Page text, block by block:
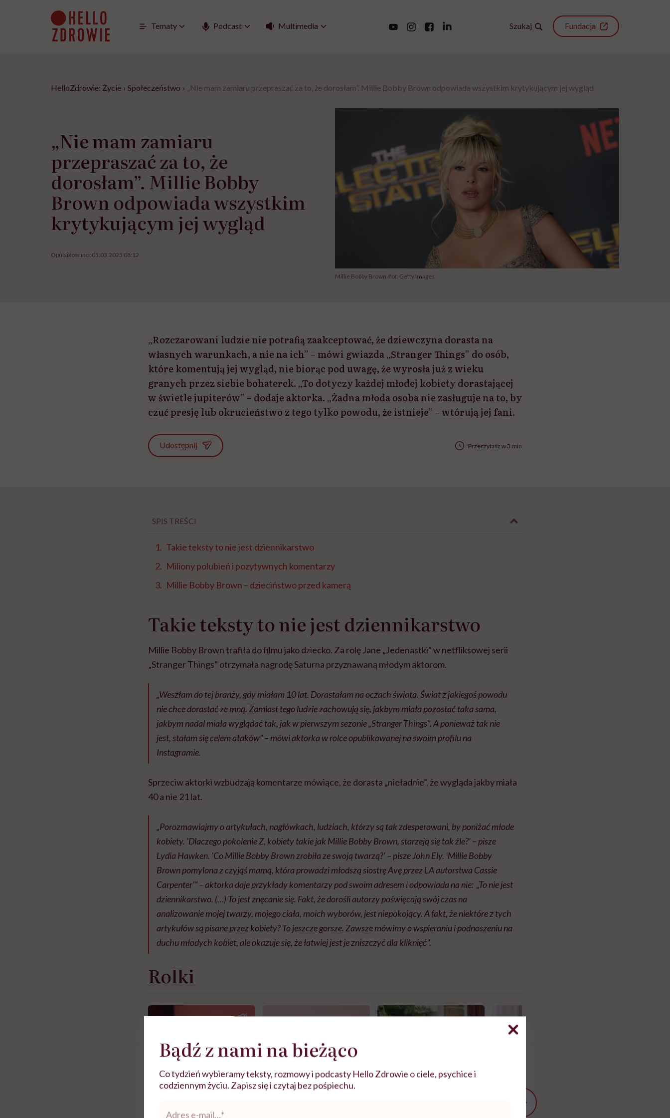
Tematy Podcast Multimedia Szukaj Fundacja
HelloZdrowie: Życie › Społeczeństwo › „Nie mam zamiaru przepraszać za to, że dorosłam”. Millie Bobby Brown odpowiada wszystkim krytykującym jej wygląd
„Nie mam zamiaru
przepraszać za to, że
dorosłam”. Millie Bobby
Brown odpowiada wszystkim
krytykującym jej wygląd
Opublikowano: 05.03.2025 08:12
Millie Bobby Brown /fot. Getty Images
„Rozczarowani ludzie nie potrafią zaakceptować, że dziewczyna dorasta na
własnych warunkach, a nie na ich” – mówi gwiazda „Stranger Things” do osób,
które komentują jej wygląd, nie biorąc pod uwagę, że wyrosła już z wieku
granych przez siebie bohaterek. „To dotyczy każdej młodej kobiety dorastającej
w świetle jupiterów” – dodaje aktorka. „Żadna młoda osoba nie zasługuje na to, by
czuć presję lub okrucieństwo z tego tylko powodu, że istnieje” – wtórują jej fani.
Udostępnij Przeczytasz w 3 min
SPIS TREŚCI
Takie teksty to nie jest dziennikarstwo
Miliony polubień i pozytywnych komentarzy
Millie Bobby Brown – dzieciństwo przed kamerą
Takie teksty to nie jest dziennikarstwo
Millie Bobby Brown trafiła do filmu jako dziecko. Za rolę Jane „Jedenastki” w netfliksowej serii
„Stranger Things” otrzymała nagrodę Saturna przyznawaną młodym aktorom.
„Weszłam do tej branży, gdy miałam 10 lat. Dorastałam na oczach świata. Świat z jakiegoś powodu
nie chce dorastać ze mną. Zamiast tego ludzie zachowują się, jakbym miała pozostać taka sama,
jakbym nadal miała wyglądać tak, jak w pierwszym sezonie „Stranger Things”. A ponieważ tak nie
jest, stałam się celem ataków” – mówi aktorka w rolce opublikowanej na swoim profilu na
Instagramie.
Sprzeciw aktorki wzbudzają komentarze mówiące, że dorasta „nieładnie”, że wygląda jakby miała
40 a nie 21 lat.
„Porozmawiajmy o artykułach, nagłówkach, ludziach, którzy są tak zdesperowani, by poniżać młode
kobiety. 'Dlaczego pokolenie Z, kobiety takie jak Millie Bobby Brown, starzeją się tak źle?’ – pisze
Lydia Hawken. 'Co Millie Bobby Brown zrobiła ze swoją twarzą?’ – pisze John Ely. ’Millie Bobby
Brown pomylona z czyjąś mamą, która prowadzi młodszą siostrę Avę przez LA autorstwa Cassie
Carpenter'”– aktorka daje przykłady komentarzy pod swoim adresem i odpowiada na nie: „To nie jest
dziennikarstwo. (…) To jest znęcanie się. Fakt, że dorośli autorzy poświęcają swój czas na
analizowanie mojej twarzy, mojego ciała, moich wyborów, jest niepokojący. A fakt, że niektóre z tych
artykułów są pisane przez kobiety? To jeszcze gorsze. Zawsze mówimy o wspieraniu i podnoszeniu na
duchu młodych kobiet, ale okazuje się, że łatwiej jest je zniszczyć dla kliknięć”.
Rolki
Bądź z nami na bieżąco
Co tydzień wybieramy teksty, rozmowy i podcasty Hello Zdrowie o ciele, psychice i
codziennym życiu. Zapisz się i czytaj bez pośpiechu.